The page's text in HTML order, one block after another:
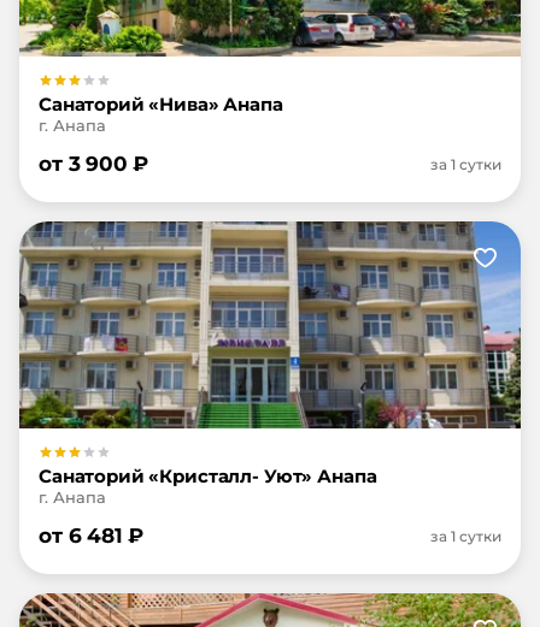
Санаторий «Нива» Анапа
г. Анапа
от 3 900 ₽ за 1 сутки
Санаторий «Кристалл- Уют» Анапа
г. Анапа
от 6 481 ₽ за 1 сутки